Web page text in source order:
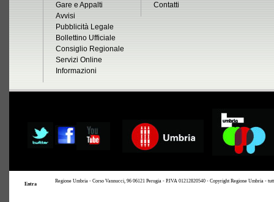
Gare e Appalti
Avvisi
Pubblicità Legale
Bollettino Ufficiale
Consiglio Regionale
Servizi Online
Informazioni
Contatti
Entra
Regione Umbria - Corso Vannucci, 96 06121 Perugia - P.IVA 01212820540 - Copyright Regione Umbria -